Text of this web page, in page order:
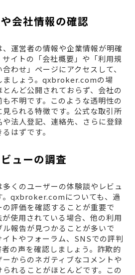
会社情報の確認
運営者の情報や企業情報が明確
イトの「会社概要」や「利用規
わせ」ページにアクセスして、
ましょう。qxbroker.comの場
んど公開されておらず、会社の
不明です。このような透明性の
られる特徴です。公式な取引所
法人登記、連絡先、さらに登録
はずです。
ューの調査
くのユーザーの体験談やレビュ
。qxbroker.comについても、過
評価を確認することが重要で
使用されている場合、他の利用
報告が見つかることが多いで
トやフォーラム、SNSでの評判
の声を確認しましょう。詐欺的
からのネガティブなコメントや
れることがほとんどです。この